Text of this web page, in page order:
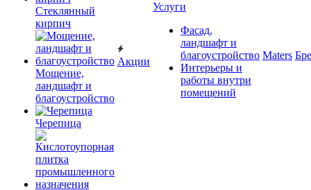
Cтеклянный
кирпич
Мощение,
ландшафт и
благоустройство
Черепица
Акции
Услуги
Фасад,
ландшафт и
благоустройство
Интерьеры и
работы внутри
помещений
Maters